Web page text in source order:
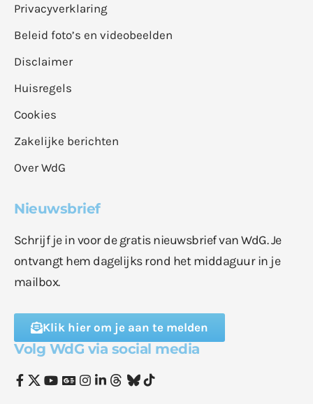
Privacyverklaring
Beleid foto’s en videobeelden
Disclaimer
Huisregels
Cookies
Zakelijke berichten
Over WdG
Nieuwsbrief
Schrijf je in voor de gratis nieuwsbrief van WdG. Je
ontvangt hem dagelijks rond het middaguur in je
mailbox.
Klik hier om je aan te melden
Volg WdG via social media